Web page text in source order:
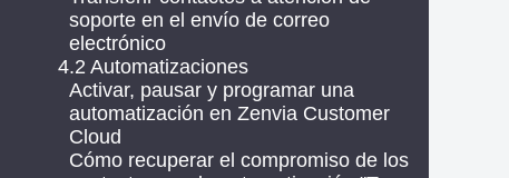
soporte en el envío de correo
electrónico
4.2 Automatizaciones
Activar, pausar y programar una
automatización en Zenvia Customer
Cloud
Cómo recuperar el compromiso de los